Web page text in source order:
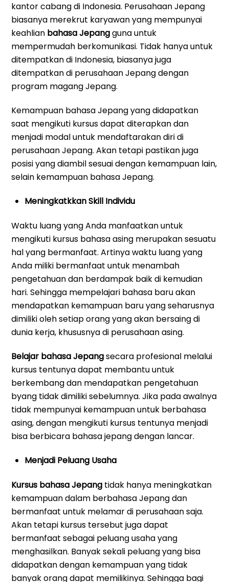
kantor cabang di Indonesia. Perusahaan Jepang
biasanya merekrut karyawan yang mempunyai
keahlian bahasa Jepangguna untuk
mempermudah berkomunikasi. Tidak hanya untuk
ditempatkan di Indonesia, biasanya juga
ditempatkan di perusahaan Jepang dengan
program magang Jepang.
Kemampuan bahasa Jepang yang didapatkan
saat mengikuti kursus dapat diterapkan dan
menjadi modal untuk mendaftarakan diri di
perusahaan Jepang. Akan tetapi pastikan juga
posisi yang diambil sesuai dengan kemampuan lain,
selain kemampuan bahasa Jepang.
Meningkatkkan Skill Individu
Waktu luang yang Anda manfaatkan untuk
mengikuti kursus bahasa asing merupakan sesuatu
hal yang bermanfaat. Artinya waktu luang yang
Anda miliki bermanfaat untuk menambah
pengetahuan dan berdampak baik di kemudian
hari. Sehingga mempelajari bahasa baru akan
mendapatkan kemampuan baru yang seharusnya
dimiliki oleh setiap orang yang akan bersaing di
dunia kerja, khususnya di perusahaan asing.
Belajar bahasa Jepangsecara profesional melalui
kursus tentunya dapat membantu untuk
berkembang dan mendapatkan pengetahuan
byang tidak dimiliki sebelumnya. Jika pada awalnya
tidak mempunyai kemampuan untuk berbahasa
asing, dengan mengikuti kursus tentunya menjadi
bisa berbicara bahasa jepang dengan lancar.
Menjadi Peluang Usaha
Kursus bahasa Jepang tidak hanya meningkatkan
kemampuan dalam berbahasa Jepang dan
bermanfaat untuk melamar di perusahaan saja.
Akan tetapi kursus tersebut juga dapat
bermanfaat sebagai peluang usaha yang
menghasilkan. Banyak sekali peluang yang bisa
didapatkan dengan kemampuan yang tidak
banyak orang dapat memilikinya. Sehingga bagi